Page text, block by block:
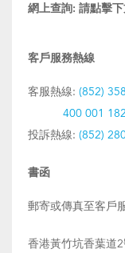
網上查詢: 請點擊
客戶服務熱線
客服熱線: (852)
400 001
投訴熱線: (852)
書函
郵寄或傳真至客戶
香港黃竹坑香葉道